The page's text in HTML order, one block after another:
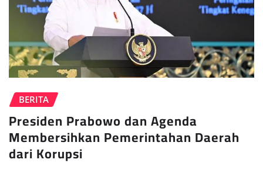
BERITA
Presiden Prabowo dan Agenda
Membersihkan Pemerintahan Daerah
dari Korupsi